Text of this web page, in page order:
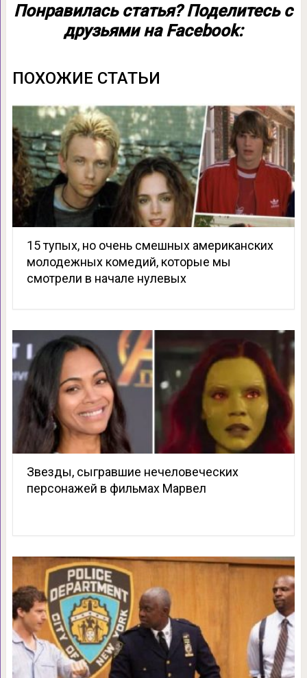
Понравилась статья? Поделитесь с
друзьями на Facebook:
ПОХОЖИЕ СТАТЬИ
15 тупых, но очень смешных американских
молодежных комедий, которые мы
смотрели в начале нулевых
Звезды, сыгравшие нечеловеческих
персонажей в фильмах Марвел